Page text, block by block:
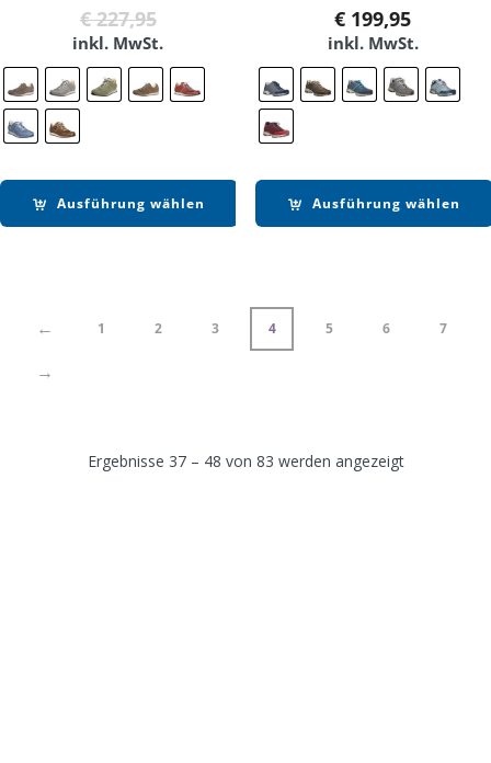
€227,95Ursprünglicher
Preis
war:
€ 227,95
Aktueller
Preis
ist:
€ 139,90.
inkl. MwSt.
Ausführung wählen
€ 199,95
inkl. MwSt.
Ausführung wählen
← 1 2 3 4 5 6 7
→
Ergebnisse 37 – 48 von 83 werden angezeigt